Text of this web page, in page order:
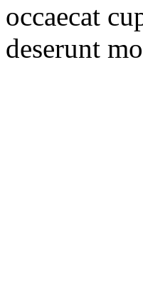
occaecat
deserunt